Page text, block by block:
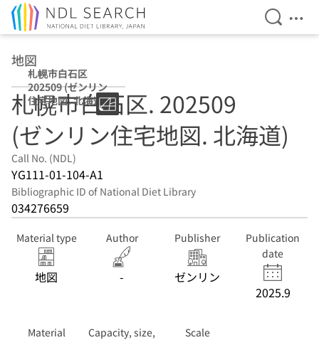
Open
地図
札幌市白石区
202509 (ゼンリン
住宅地図. 北海道)
札幌市白石区. 202509
(ゼンリン住宅地図. 北海道)
Call No. (NDL)
YG111-01-104-A1
Bibliographic ID of National Diet Library
034276659
Material type
地図
Author
-
Publisher
ゼンリン
Publication
date
2025.9
Material
Capacity, size,
Scale